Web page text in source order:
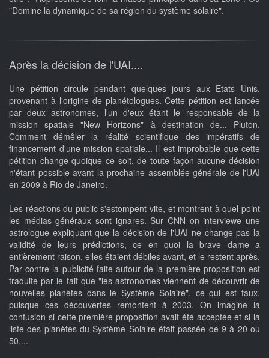
"Domine la dynamique de sa région du système solaire".
Après la décision de l'UAI....
Une pétition circule pendant quelques jours aux Etats Unis,
provenant à l'origine de planétologues. Cette pétition est lancée
par deux astronomes, l'un d'eux étant le responsable de la
mission spatiale "New Horizons" à destination de... Pluton.
Comment démêler la réalité scientifique des impératifs de
financement d'une mission spatiale... Il est improbable que cette
pétition change quoique ce soit, de toute façon aucune décision
n'étant possible avant la prochaine assemblée générale de l'UAI
en 2009 à Rio de Janeiro.
Les réactions du public s'estompent vite, et montrent à quel point
les médias généraux sont ignares. Sur CNN on interviewe une
astrologue expliquant que la décision de l'UAI ne change pas la
validité de leurs prédictions, ce en quoi la brave dame a
entièrement raison, elles étaient débiles avant, et le restent après.
Par contre la publicité faite autour de la première proposition est
traduite par le fait que "les astronomes viennent de découvrir de
nouvelles planètes dans le Système Solaire", ce qui est faux,
puisque ces découvertes remontent à 2003. On imagine la
confusion si cette première proposition avait été acceptée et si la
liste des planètes du Système Solaire était passée de 9 à 20 ou
50....